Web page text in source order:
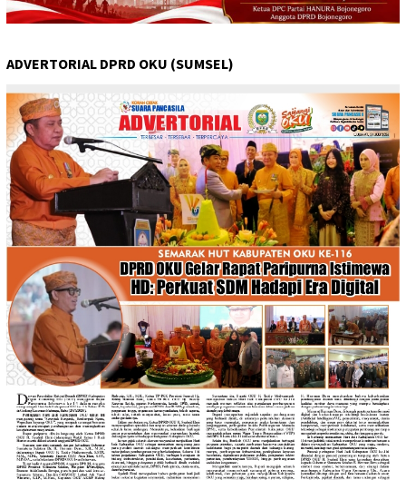
ADVERTORIAL DPRD OKU (SUMSEL)